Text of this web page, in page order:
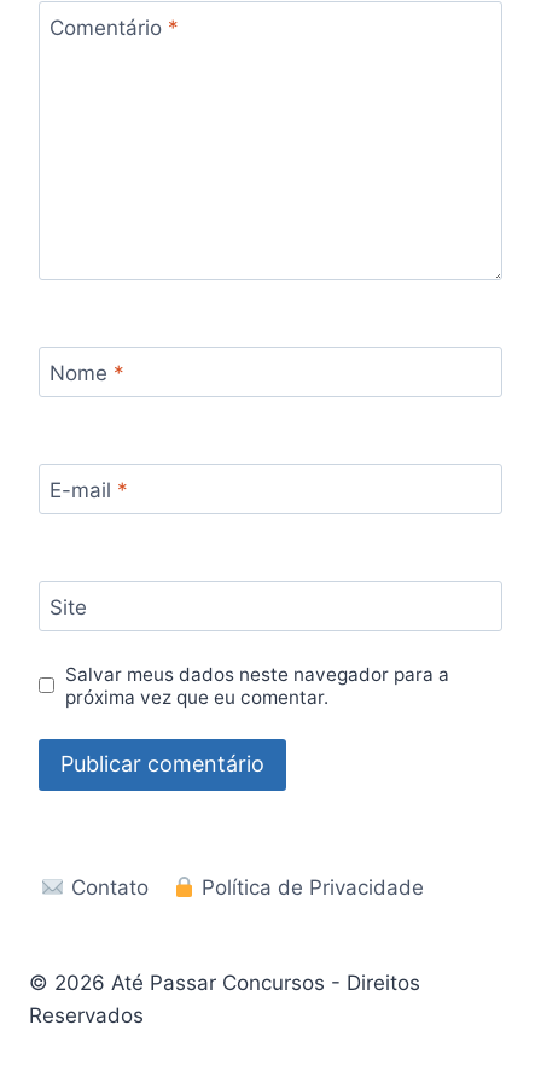
Comentário *
Nome *
E-mail *
Site
Salvar meus dados neste navegador para a
próxima vez que eu comentar.
Contato Política de Privacidade
© 2026 Até Passar Concursos - Direitos
Reservados